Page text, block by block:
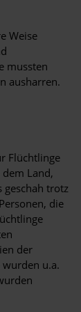
Weise
mussten
ausharren.
Flüchtlinge
Land,
geschah trotz
die
der
wurden u.a.